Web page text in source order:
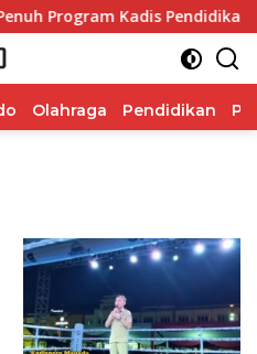
Kadis Pendidikan, Jahja
Olahraga Pendidikan